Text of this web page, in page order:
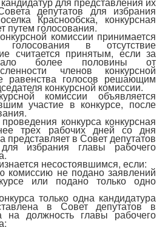
депутатов для избрания
Краснообска, конкурсная
путем голосования.
комиссии принимается
голосования в отсутствие
считается принятым, если за
более половины от
членов конкурсной
равенства голосов решающим
конкурсной комиссии.
комиссии объявляется
участие в конкурсе, после
конкурса конкурсная
трех рабочих дней со дня
представляет в Совет депутатов
избрания главы рабочего
несостоявшимся, если:
комиссию не подано заявлений
или подано только одно
только одна кандидатура
в Совет депутатов в
на должность главы рабочего